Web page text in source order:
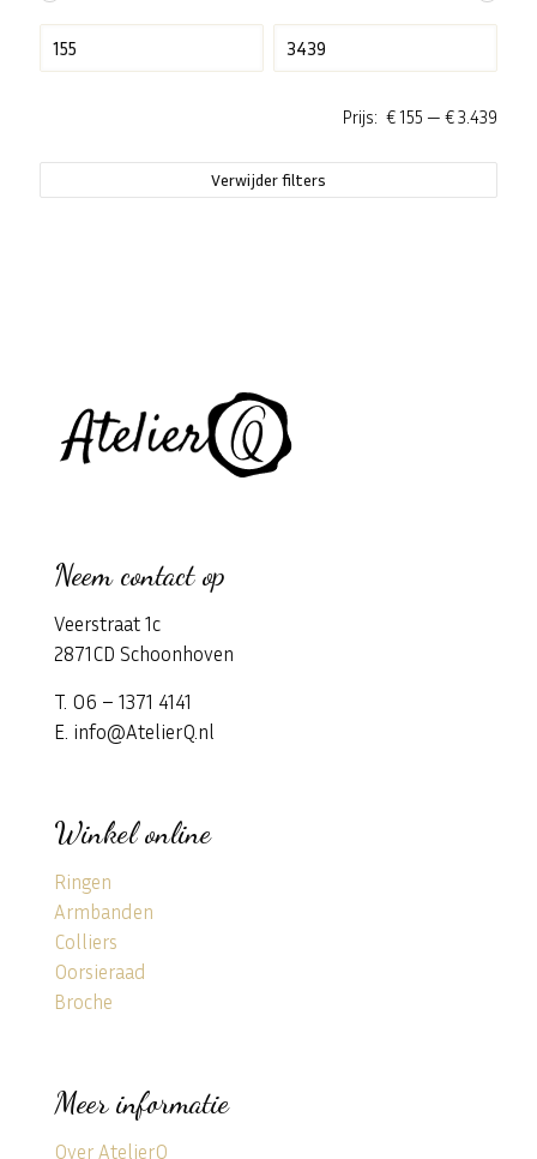
Prijs: € 155 — € 3.439
Verwijder filters
Neem contact op
Veerstraat 1c
2871CD Schoonhoven
T. 06 – 1371 4141
E. info@AtelierQ.nl
Winkel online
Ringen
Armbanden
Colliers
Oorsieraad
Broche
Meer informatie
Over AtelierQ